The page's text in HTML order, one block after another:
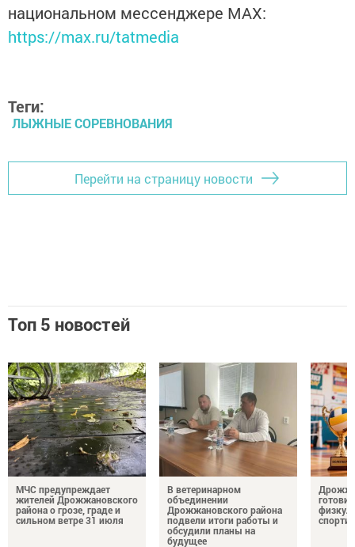
национальном мессенджере MАХ:
https://max.ru/tatmedia
Теги:
ЛЫЖНЫЕ СОРЕВНОВАНИЯ
Перейти на страницу новости
Топ 5 новостей
МЧС предупреждает
жителей Дрожжановского
района о грозе, граде и
сильном ветре 31 июля
В ветеринарном
объединении
Дрожжановского района
подвели итоги работы и
обсудили планы на
будущее